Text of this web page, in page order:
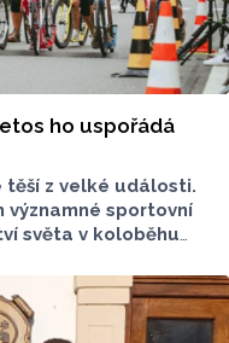
ho uspořádá
těší z velké události.
významné sportovní
světa v koloběhu
v čele
Matyášem.